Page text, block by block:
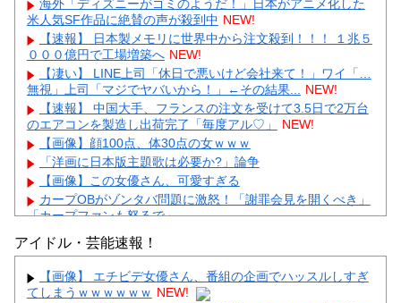
海外「ディズニーがゴミのようだ！」日本がアニメ化した
米人気SF作品に絶賛の声が殺到中 NEW!
【速報】 日本製メモリに世界中から注文殺到！！！ １兆５
０００億円で工場増築へ NEW!
【凄い】 LINE上司「休日で悪いけど会社来て！」ワイ「…
無視」上司「マジでヤバいから！」←その結果... NEW!
【速報】 中国大手、フランスの注文を受けて3.5日で2万台
のエアコンを製造し出荷完了「毎度アル♡」
NEW!
【画像】顔100点、体30点の女ｗｗｗ
「洋画に日本版主題歌は必要か?」論争
【画像】この女優さん、可愛すぎる
カープOBがゾンタバ問題に激怒！「謝罪会見を開くべき」
「カープファンも怒るで」
【画像】顔100点、体30点の女ｗｗｗ
アイドル・芸能速報！
【画像】 エチビデ女優さん、番組の企画でハッスルしすぎ
てしまうｗｗｗｗｗｗ NEW!